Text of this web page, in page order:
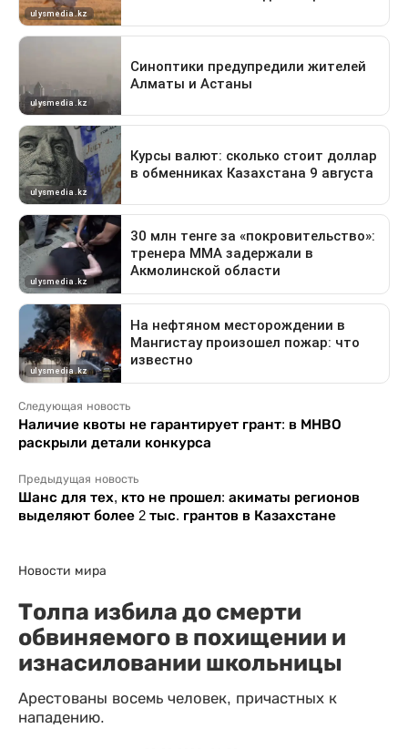
Следующая новость
Наличие квоты не гарантирует грант: в МНВО
раскрыли детали конкурса
Предыдущая новость
Шанс для тех, кто не прошел: акиматы регионов
выделяют более 2 тыс. грантов в Казахстане
Новости мира
Толпа избила до смерти
обвиняемого в похищении и
изнасиловании школьницы
Арестованы восемь человек, причастных к
нападению.